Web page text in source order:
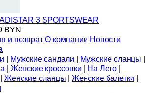
3 SPORTSWEAR
BYN
и возврат О компании Новости
Мужские сандали Мужские сланцы
Женские кроссовки На Лето
Женские сланцы Женские балетки